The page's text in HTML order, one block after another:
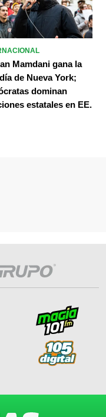
Mamdani gana la
de Nueva York;
dominan
estatales en EE.